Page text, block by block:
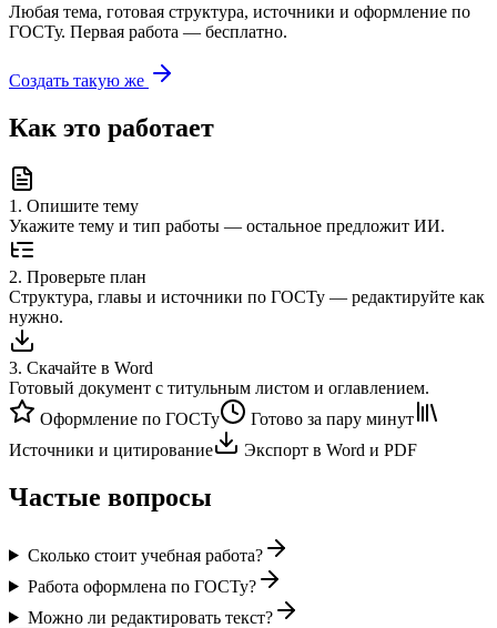
Любая тема, готовая структура, источники и оформление по
ГОСТу. Первая работа — бесплатно.
Создать такую же
Как это работает
1 . Опишите тему
Укажите тему и тип работы — остальное предложит ИИ.
2. Проверьте план
Структура, главы и источники по ГОСТу — редактируйте как
нужно.
3. Скачайте в Word
Готовый документ с титульным листом и оглавлением.
Оформление по ГОСТу
Готово за пару минут
Источники и цитирование
Экспорт в Word и PDF
Частые вопросы
Сколько стоит учебная работа?
Работа оформлена по ГОСТу?
Можно ли редактировать текст?